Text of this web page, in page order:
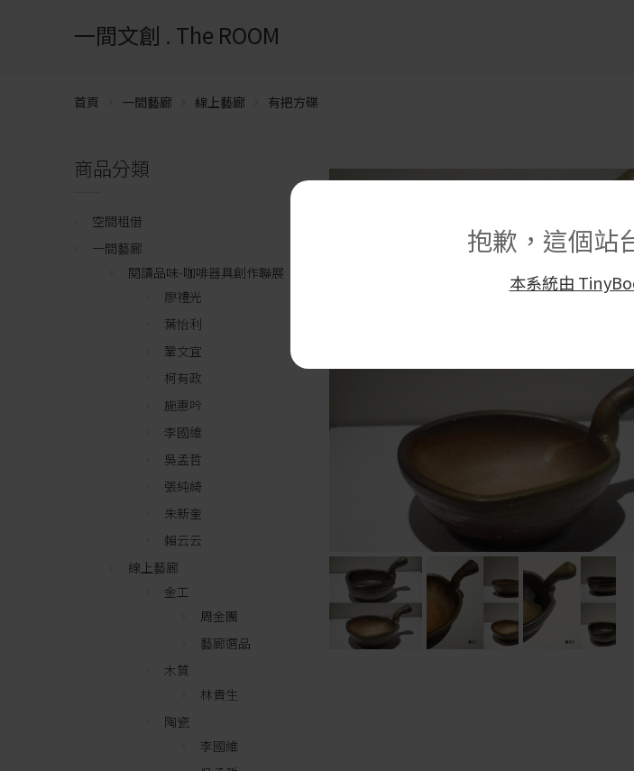
抱歉，這個站
本系統由
一間文創 . The ROOM
首頁 一間藝廊 線上藝廊 有把方碟
商品分類
空間租借
一間藝廊
閱讀品味-咖啡器具創作聯展
廖禮光
葉怡利
鞏文宜
柯有政
施惠吟
李國維
吳孟哲
張純綺
朱新奎
賴云云
線上藝廊
金工
周金團
藝廊選品
木質
林貴生
陶瓷
李國維